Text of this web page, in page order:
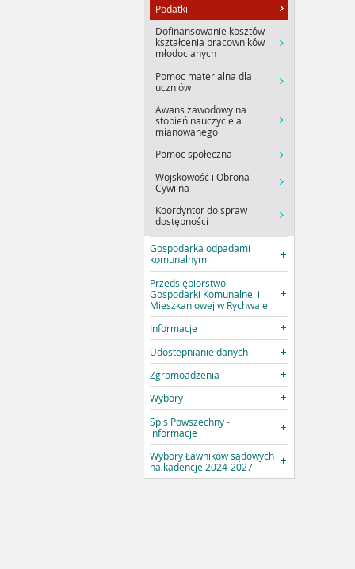
Podatki
Dofinansowanie kosztów
kształcenia pracowników
młodocianych
Pomoc materialna dla
uczniów
Awans zawodowy na
stopień nauczyciela
mianowanego
Pomoc społeczna
Wojskowość i Obrona
Cywilna
Koordyntor do spraw
dostępności
Gospodarka odpadami
komunalnymi
Przedsiębiorstwo
Gospodarki Komunalnej i
Mieszkaniowej w Rychwale
Informacje
Udostepnianie danych
Zgromoadzenia
Wybory
Spis Powszechny -
informacje
Wybory Ławników sądowych
na kadencje 2024-2027